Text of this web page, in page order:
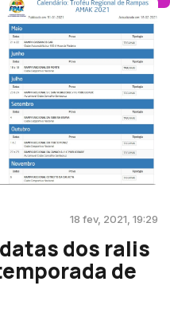
18 fev, 2021, 19:29
dos ralis
de